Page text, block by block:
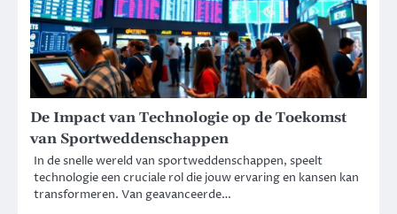
De Impact van Technologie op de Toekomst
van Sportweddenschappen
In de snelle wereld van sportweddenschappen, speelt
technologie een cruciale rol die jouw ervaring en kansen kan
transformeren. Van geavanceerde…